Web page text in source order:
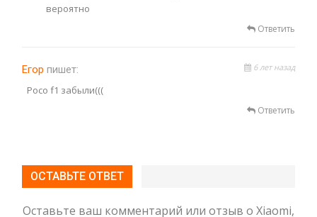
вероятно
Ответить
Егор пишет: 6 лет назад
Poco f1 забыли(((
Ответить
ОСТАВЬТЕ ОТВЕТ
Оставьте ваш комментарий или отзыв о Xiaomi,